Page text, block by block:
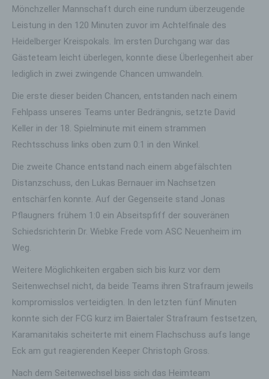
Mönchzeller Mannschaft durch eine rundum überzeugende
Leistung in den 120 Minuten zuvor im Achtelfinale des
Heidelberger Kreispokals. Im ersten Durchgang war das
Gästeteam leicht überlegen, konnte diese Überlegenheit aber
lediglich in zwei zwingende Chancen umwandeln.
Die erste dieser beiden Chancen, entstanden nach einem
Fehlpass unseres Teams unter Bedrängnis, setzte David
Keller in der 18. Spielminute mit einem strammen
Rechtsschuss links oben zum 0:1 in den Winkel.
Die zweite Chance entstand nach einem abgefälschten
Distanzschuss, den Lukas Bernauer im Nachsetzen
entschärfen konnte. Auf der Gegenseite stand Jonas
Pflaugners frühem 1:0 ein Abseitspfiff der souveränen
Schiedsrichterin Dr. Wiebke Frede vom ASC Neuenheim im
Weg.
Weitere Möglichkeiten ergaben sich bis kurz vor dem
Seitenwechsel nicht, da beide Teams ihren Strafraum jeweils
kompromisslos verteidigten. In den letzten fünf Minuten
konnte sich der FCG kurz im Baiertaler Strafraum festsetzen,
Karamanitakis scheiterte mit einem Flachschuss aufs lange
Eck am gut reagierenden Keeper Christoph Gross.
Nach dem Seitenwechsel biss sich das Heimteam